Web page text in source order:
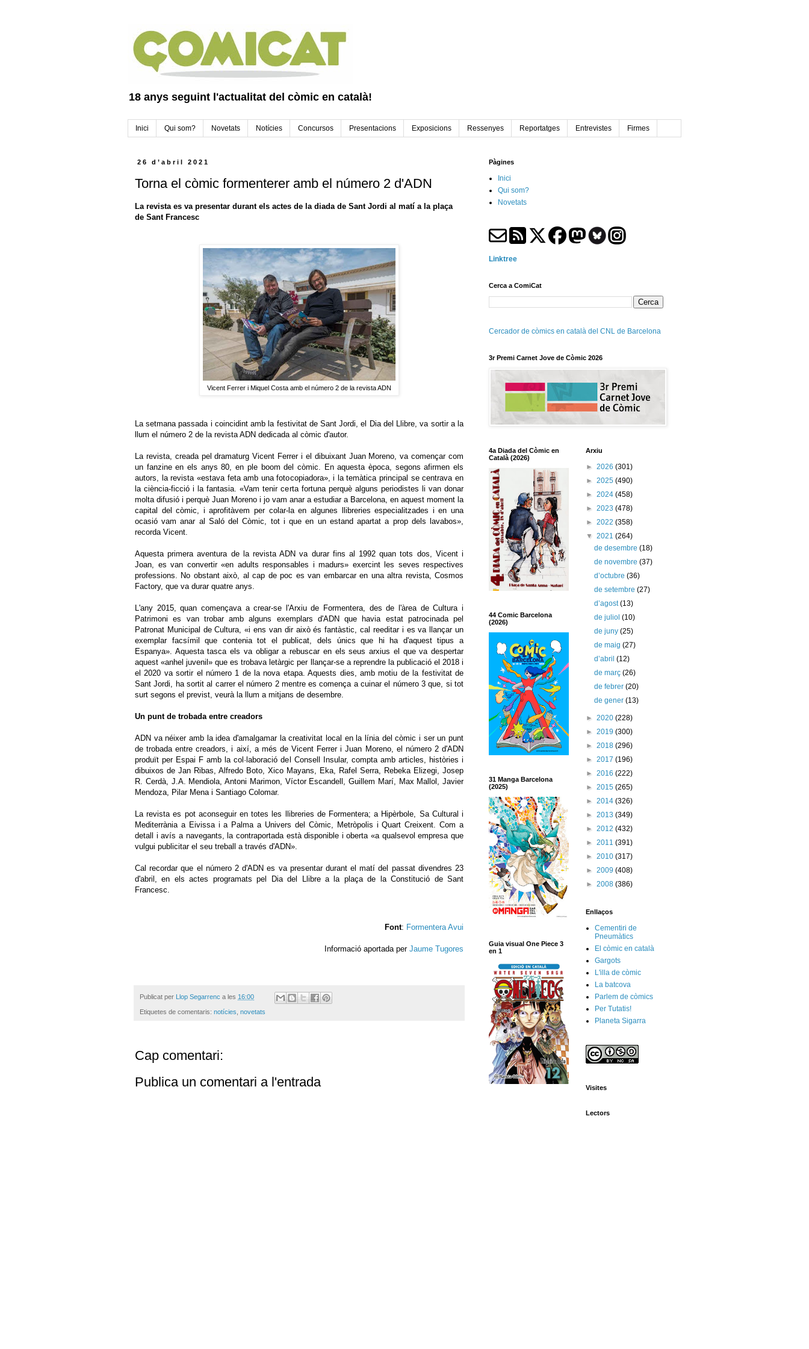
18 anys seguint l'actualitat del còmic en català!
Inici Qui som? Novetats Notícies Concursos Presentacions Exposicions Ressenyes Reportatges Entrevistes Firmes
26 d’abril 2021
Torna el còmic formenterer amb el número 2 d'ADN
La revista es va presentar durant els actes de la diada de Sant Jordi al matí a la plaça
de Sant Francesc
Vicent Ferrer i Miquel Costa amb el número 2 de la revista ADN
La setmana passada i coincidint amb la festivitat de Sant Jordi, el Dia del Llibre, va sortir a la
llum el número 2 de la revista ADN dedicada al còmic d'autor.
La revista, creada pel dramaturg Vicent Ferrer i el dibuixant Juan Moreno, va començar com
un fanzine en els anys 80, en ple boom del còmic. En aquesta època, segons afirmen els
autors, la revista «estava feta amb una fotocopiadora», i la temàtica principal se centrava en
la ciència-ficció i la fantasia. «Vam tenir certa fortuna perquè alguns periodistes li van donar
molta difusió i perquè Juan Moreno i jo vam anar a estudiar a Barcelona, ​​en aquest moment la
capital del còmic, i aprofitàvem per colar-la en algunes llibreries especialitzades i en una
ocasió vam anar al Saló del Còmic, tot i que en un estand apartat a prop dels lavabos»,
recorda Vicent.
Aquesta primera aventura de la revista ADN va durar fins al 1992 quan tots dos, Vicent i
Joan, es van convertir «en adults responsables i madurs» exercint les seves respectives
professions. No obstant això, al cap de poc es van embarcar en una altra revista, Cosmos
Factory, que va durar quatre anys.
L'any 2015, quan començava a crear-se l'Arxiu de Formentera, des de l'àrea de Cultura i
Patrimoni es van trobar amb alguns exemplars d'ADN que havia estat patrocinada pel
Patronat Municipal de Cultura, «i ens van dir això és fantàstic, cal reeditar i es va llançar un
exemplar facsímil que contenia tot el publicat, dels únics que hi ha d'aquest tipus a
Espanya». Aquesta tasca els va obligar a rebuscar en els seus arxius el que va despertar
aquest «anhel juvenil» que es trobava letàrgic per llançar-se a reprendre la publicació el 2018 i
el 2020 va sortir el número 1 de la nova etapa. Aquests dies, amb motiu de la festivitat de
Sant Jordi, ha sortit al carrer el número 2 mentre es comença a cuinar el número 3 que, si tot
surt segons el previst, veurà la llum a mitjans de desembre.
Un punt de trobada entre creadors
ADN va néixer amb la idea d'amalgamar la creativitat local en la línia del còmic i ser un punt
de trobada entre creadors, i així, a més de Vicent Ferrer i Juan Moreno, el número 2 d'ADN
produït per Espai F amb la col·laboració del Consell Insular, compta amb articles, històries i
dibuixos de Jan Ribas, Alfredo Boto, Xico Mayans, Eka, Rafel Serra, Rebeka Elizegi, Josep
R. Cerdà, J.A. Mendiola, Antoni Marimon, Víctor Escandell, Guillem Marí, Max Mallol, Javier
Mendoza, Pilar Mena i Santiago Colomar.
La revista es pot aconseguir en totes les llibreries de Formentera; a Hipèrbole, Sa Cultural i
Mediterrània a Eivissa i a Palma a Univers del Còmic, Metròpolis i Quart Creixent. Com a
detall i avís a navegants, la contraportada està disponible i oberta «a qualsevol empresa que
vulgui publicitar el seu treball a través d'ADN».
Cal recordar que el número 2 d'ADN es va presentar durant el matí del passat divendres 23
d'abril, en els actes programats pel Dia del Llibre a la plaça de la Constitució de Sant
Francesc.
Font: Formentera Avui
Informació aportada per Jaume Tugores
Publicat per Llop Segarrenc a les 16:00
Etiquetes de comentaris: notícies novetats
Cap comentari:
Publica un comentari a l'entrada
Pàgines
Inici
Qui som?
Novetats
Linktree
Cerca a ComiCat
Cercador de còmics en català del CNL de Barcelona
3r Premi Carnet Jove de Còmic 2026
4a Diada del Còmic en
Català (2026)
44 Comic Barcelona
(2026)
31 Manga Barcelona
(2025)
Guia visual One Piece 3
en 1
Arxiu
► 2026 (301)
► 2025 (490)
► 2024 (458)
► 2023 (478)
► 2022 (358)
▼ 2021 (264)
de desembre(18)
de novembre(37)
d’octubre(36)
de setembre(27)
d’agost(13)
de juliol(10)
de juny(25)
de maig(27)
d’abril(12)
de març(26)
de febrer(20)
de gener(13)
► 2020 (228)
► 2019 (300)
► 2018 (296)
► 2017 (196)
► 2016 (222)
► 2015 (265)
► 2014 (326)
► 2013 (349)
► 2012 (432)
► 2011 (391)
► 2010 (317)
► 2009 (408)
► 2008 (386)
Enllaços
Cementiri de
Pneumàtics
El còmic en català
Gargots
L'illa de còmic
La batcova
Parlem de còmics
Per Tutatis!
Planeta Sigarra
Visites
Lectors